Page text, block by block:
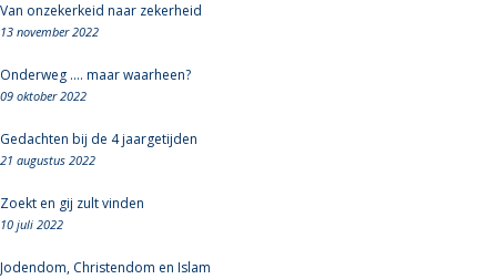
Van onzekerkeid naar zekerheid
13 november 2022
Onderweg .... maar waarheen?
09 oktober 2022
Gedachten bij de 4 jaargetijden
21 augustus 2022
Zoekt en gij zult vinden
10 juli 2022
Jodendom, Christendom en Islam